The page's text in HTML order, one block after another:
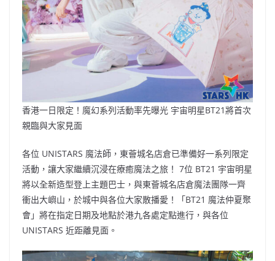
香港一日限定！魔幻系列活動率先曝光 宇宙明星BT21將首次
親臨與大家見面
各位 UNISTARS 魔法師，東薈城名店倉已準備好一系列限定
活動，讓大家繼續沉浸在療癒魔法之旅！ 7位 BT21 宇宙明星
將以全新造型登上主題巴士，與東薈城名店倉魔法團隊一齊
衝出大嶼山，於城中與各位大家散播愛！「BT21 魔法仲夏聚
會」將在指定日期及地點於港九各處定點進行，與各位
UNISTARS 近距離見面。